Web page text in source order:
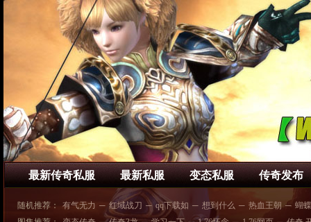
最新传奇私服 最新私服 变态私服 传奇发布
随机推荐： 有气无力 ─ 红域战刀 ─ qq下载如 ─ 想到什么 ─ 热血王朝 ─ 蝴